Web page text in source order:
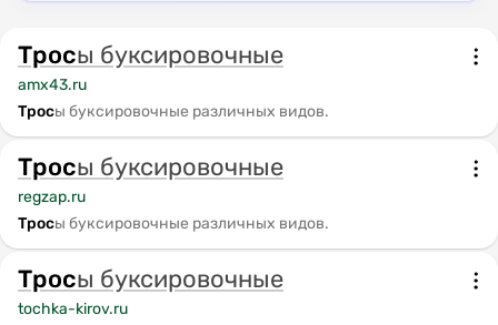
светоотражающей лентой.
Тросы буксировочные
amx43.ru
Тросы буксировочные различных видов.
Тросы буксировочные
regzap.ru
Тросы буксировочные различных видов.
Тросы буксировочные
tochka-kirov.ru